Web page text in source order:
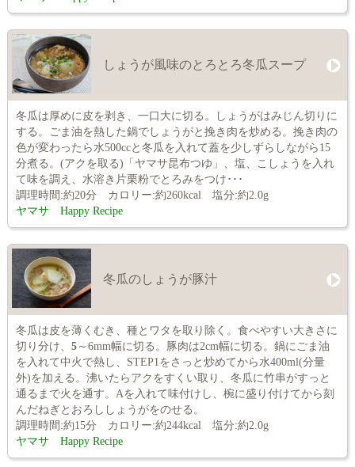
しょうが風味のとろとろ冬瓜スープ
冬瓜は厚めに皮を剥き、一口大に切る。しょうがはみじん切りに
する。ごま油を熱した鍋でしょうがと挽き肉を炒める。挽き肉の
色が変わったら水500ccと冬瓜を入れて蓋を少しずらしながら15
分煮る。(アクを取る)「ヤマサ昆布つゆ」、塩、こしょうを入れ
て味を調え、水溶き片栗粉でとろみをつけ･･･
調理時間:約20分 カロリー:約260kcal 塩分:約2.0g
ヤマサ Happy Recipe
冬瓜のしょうが豚汁
冬瓜は皮を薄くむき、種とワタを取り除く。食べやすい大きさに
切り分け、 5～6mm幅に切る。豚肉は2cm幅に切る。鍋にごま油
を入れて中火で熱し、STEP1をさっと炒めてから水400ml(分量
外)を加える。沸いたらアクをすくい取り、冬瓜に竹串がすっと
通るまで火を通す。Aを入れて味付けし、椀に盛り付けてから刻
んだねぎとおろししょうがをのせる。
調理時間:約15分 カロリー:約244kcal 塩分:約2.0g
ヤマサ Happy Recipe